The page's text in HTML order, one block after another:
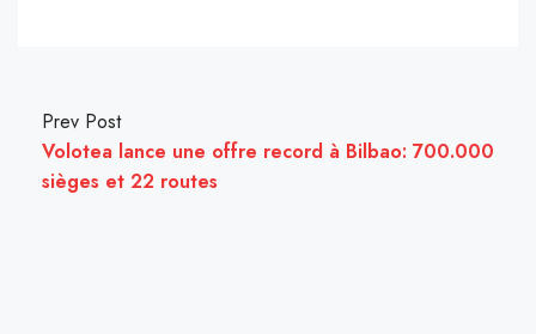
Prev Post
Volotea lance une offre record à Bilbao: 700.000
sièges et 22 routes